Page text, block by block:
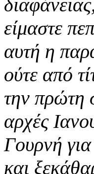
είμαστε
αυτή η
ούτε από
την πρώτη
αρχές
Γουρνή
και